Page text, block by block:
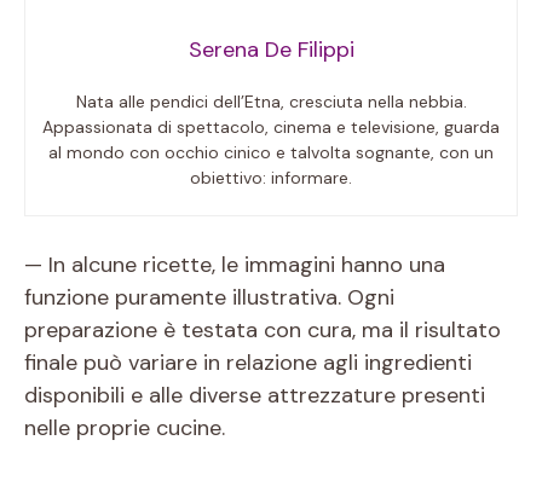
Serena De Filippi
Nata alle pendici dell’Etna, cresciuta nella nebbia.
Appassionata di spettacolo, cinema e televisione, guarda
al mondo con occhio cinico e talvolta sognante, con un
obiettivo: informare.
— In alcune ricette, le immagini hanno una
funzione puramente illustrativa. Ogni
preparazione è testata con cura, ma il risultato
finale può variare in relazione agli ingredienti
disponibili e alle diverse attrezzature presenti
nelle proprie cucine.